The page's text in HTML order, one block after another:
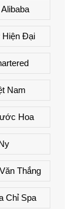
Hiện Đại
Nam
Hoa
Thắng
Chỉ Spa